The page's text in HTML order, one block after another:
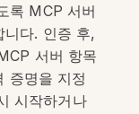
록 MCP 서버
다. 인증 후,
서버 항목
증명을 지정
시작하거나